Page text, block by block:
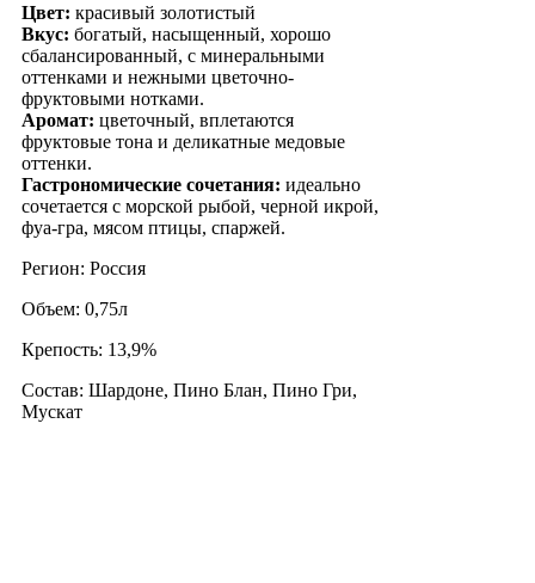
Цвет: красивый золотистый
Вкус: богатый, насыщенный, хорошо
сбалансированный, с минеральными
оттенками и нежными цветочно-
фруктовыми нотками.
Аромат: цветочный, вплетаются
фруктовые тона и деликатные медовые
оттенки.
Гастрономические сочетания: идеально
сочетается с морской рыбой, черной икрой,
фуа-гра, мясом птицы, спаржей.
Регион: Россия
Объем: 0,75л
Крепость: 13,9%
Состав: Шардоне, Пино Блан, Пино Гри,
Мускат